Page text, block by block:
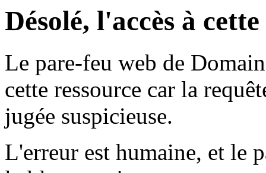
Désolé, l'accès à
Le pare-feu web de
cette ressource car la
jugée suspicieuse.
L'erreur est humaine, et le